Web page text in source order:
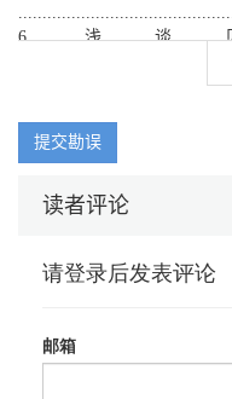
6 浅谈
7 简单贝叶斯
8 决策树方
....................................... 64
提交勘误
读者评论